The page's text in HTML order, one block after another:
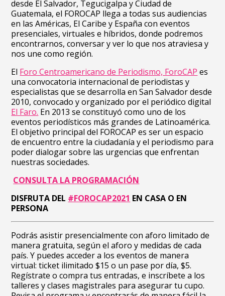
desde El Salvador, Tegucigalpa y Ciudad de
Guatemala, el FOROCAP llega a todas sus audiencias
en las Américas, El Caribe y España con eventos
presenciales, virtuales e híbridos, donde podremos
encontrarnos, conversar y ver lo que nos atraviesa y
nos une como región.
El Foro Centroamericano de Periodismo, ForoCAP es
una convocatoria internacional de periodistas y
especialistas que se desarrolla en San Salvador desde
2010, convocado y organizado por el periódico digital
El Faro. En 2013 se constituyó como uno de los
eventos periodísticos más grandes de Latinoamérica.
El objetivo principal del FOROCAP es ser un espacio
de encuentro entre la ciudadanía y el periodismo para
poder dialogar sobre las urgencias que enfrentan
nuestras sociedades.
CONSULTA LA PROGRAMACIÓN
DISFRUTA DEL #FOROCAP2021 EN CASA O EN
PERSONA
Podrás asistir presencialmente con aforo limitado de
manera gratuita, según el aforo y medidas de cada
país. Y puedes acceder a los eventos de manera
virtual: ticket ilimitado $15 o un pase por día, $5.
Regístrate o compra tus entradas, e inscríbete a los
talleres y clases magistrales para asegurar tu cupo.